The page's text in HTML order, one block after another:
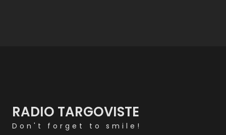
RADIO TARGOVISTE
Don't forget to smile!